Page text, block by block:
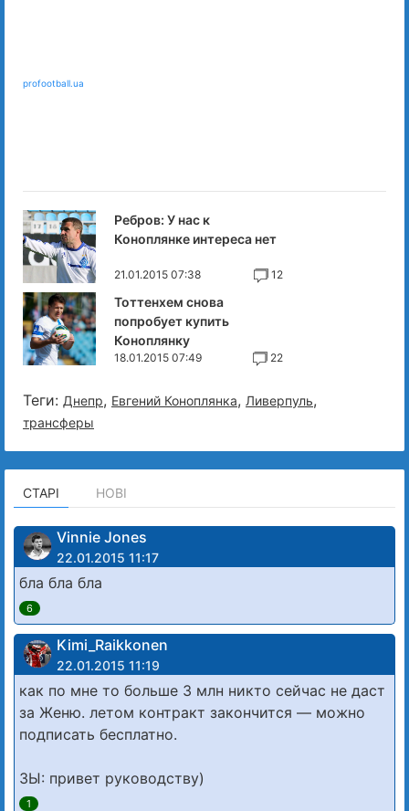
profootball.ua
Ребров: У нас к
Коноплянке интереса нет
21.01.2015 07:38 12
Тоттенхем снова
попробует купить
Коноплянку
18.01.2015 07:49 22
Теги: Днепр, Евгений Коноплянка, Ливерпуль,
трансферы
СТАРІ НОВІ
Vinnie Jones
22.01.2015 11:17
бла бла бла
6
Kimi_Raikkonen
22.01.2015 11:19
как по мне то больше 3 млн никто сейчас не даст
за Женю. летом контракт закончится — можно
подписать бесплатно.
ЗЫ: привет руководству)
1